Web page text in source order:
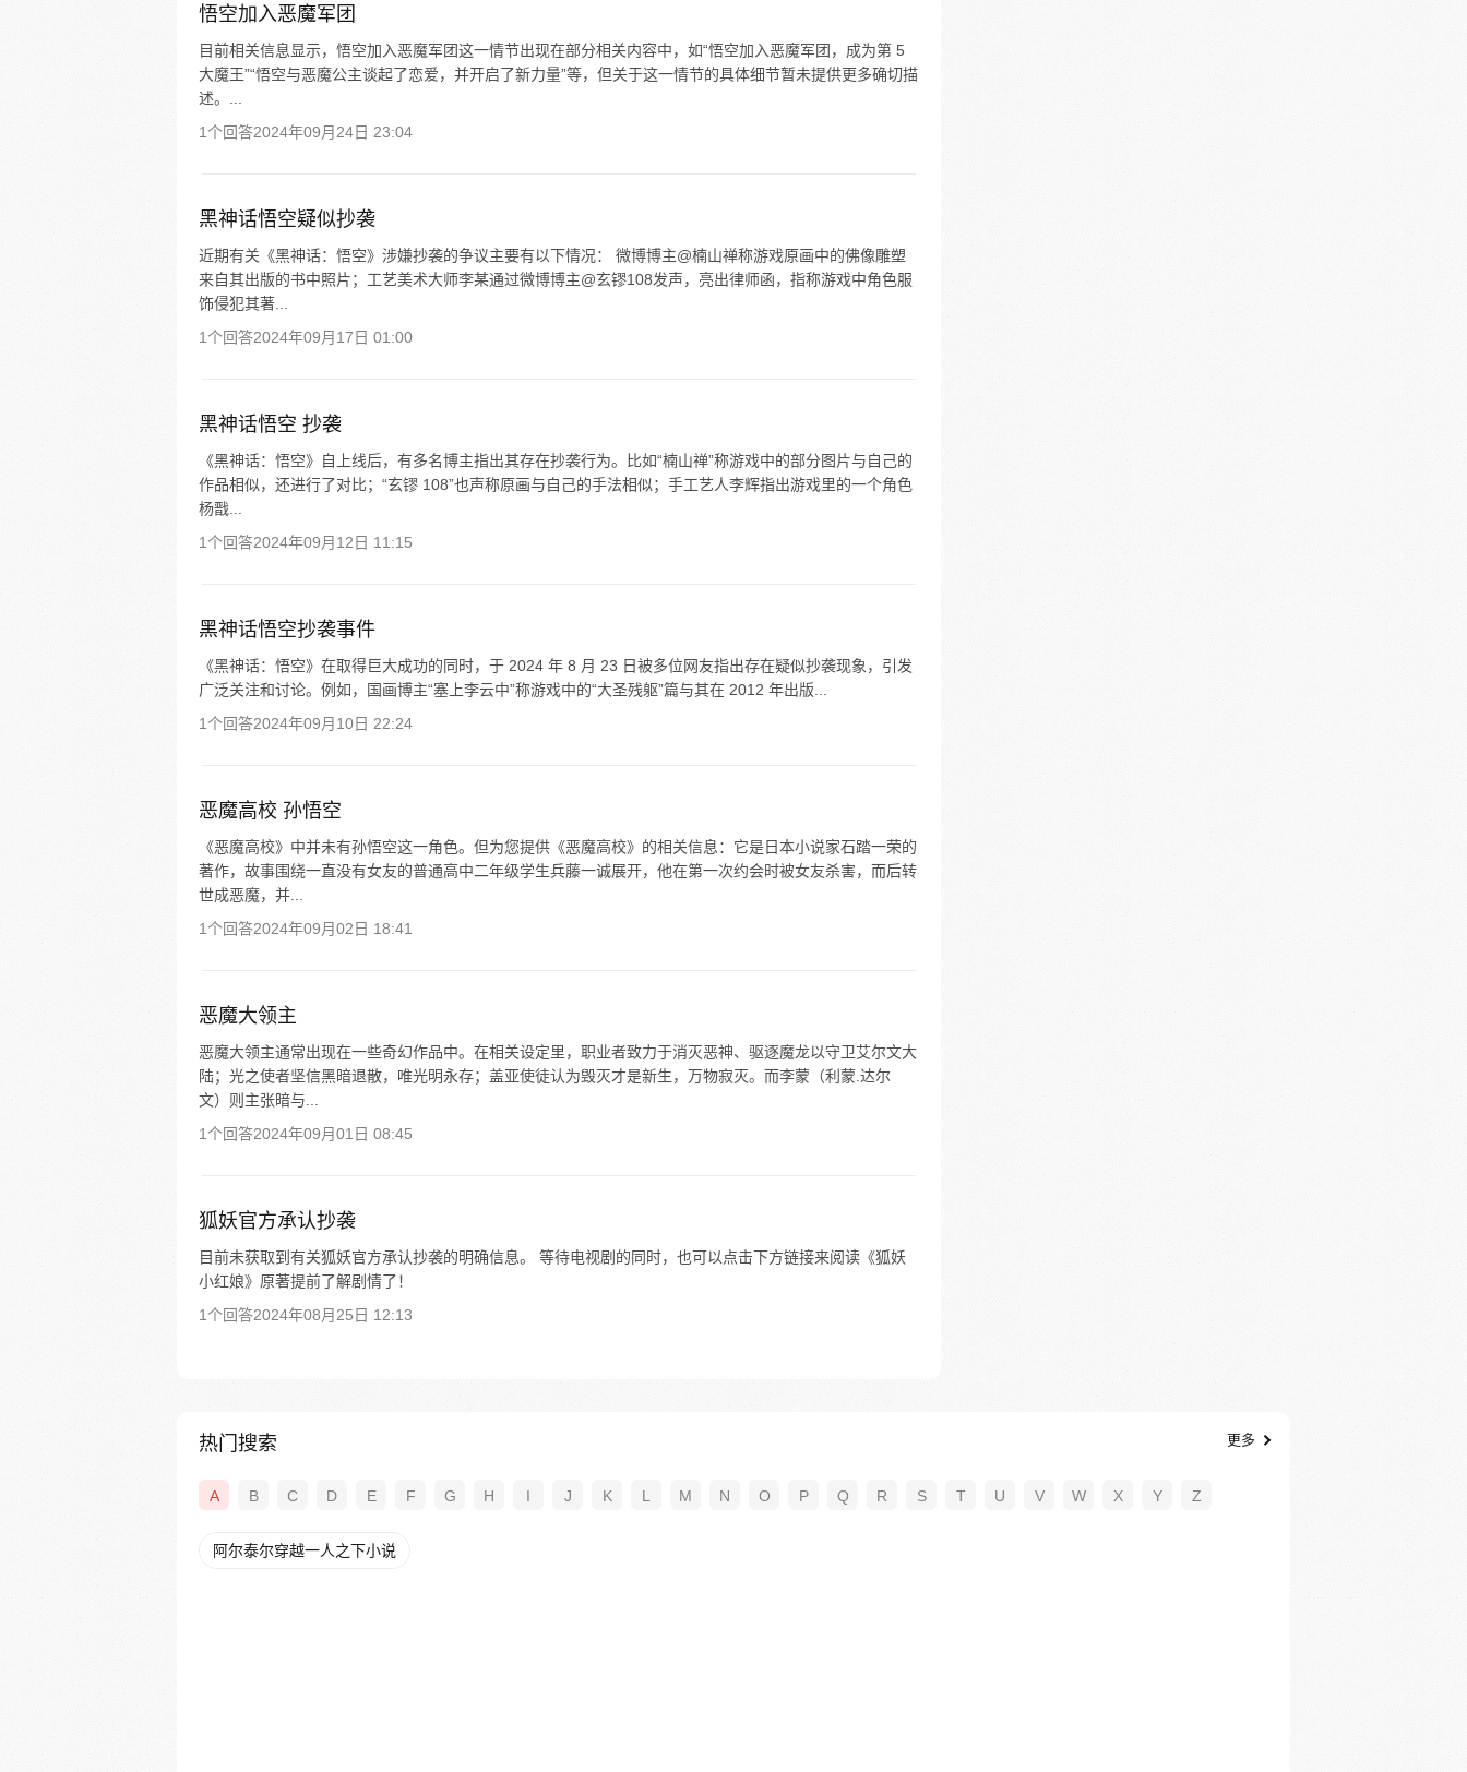
悟空加入恶魔军团
目前相关信息显示，悟空加入恶魔军团这一情节出现在部分相关内容中，如“悟空加入恶魔军团，成为第 5
大魔王”“悟空与恶魔公主谈起了恋爱，并开启了新力量”等，但关于这一情节的具体细节暂未提供更多确切描
述。...
1个回答2024年09月24日 23:04
黑神话悟空疑似抄袭
近期有关《黑神话：悟空》涉嫌抄袭的争议主要有以下情况： 微博博主@楠山禅称游戏原画中的佛像雕塑
来自其出版的书中照片；工艺美术大师李某通过微博博主@玄镠108发声，亮出律师函，指称游戏中角色服
饰侵犯其著...
1个回答2024年09月17日 01:00
黑神话悟空 抄袭
《黑神话：悟空》自上线后，有多名博主指出其存在抄袭行为。比如“楠山禅”称游戏中的部分图片与自己的
作品相似，还进行了对比；“玄镠 108”也声称原画与自己的手法相似；手工艺人李辉指出游戏里的一个角色
杨戬...
1个回答2024年09月12日 11:15
黑神话悟空抄袭事件
《黑神话：悟空》在取得巨大成功的同时，于 2024 年 8 月 23 日被多位网友指出存在疑似抄袭现象，引发
广泛关注和讨论。例如，国画博主“塞上李云中”称游戏中的“大圣残躯”篇与其在 2012 年出版...
1个回答2024年09月10日 22:24
恶魔高校 孙悟空
《恶魔高校》中并未有孙悟空这一角色。但为您提供《恶魔高校》的相关信息：它是日本小说家石踏一荣的
著作，故事围绕一直没有女友的普通高中二年级学生兵藤一诚展开，他在第一次约会时被女友杀害，而后转
世成恶魔，并...
1个回答2024年09月02日 18:41
恶魔大领主
恶魔大领主通常出现在一些奇幻作品中。在相关设定里，职业者致力于消灭恶神、驱逐魔龙以守卫艾尔文大
陆；光之使者坚信黑暗退散，唯光明永存；盖亚使徒认为毁灭才是新生，万物寂灭。而李蒙（利蒙.达尔
文）则主张暗与...
1个回答2024年09月01日 08:45
狐妖官方承认抄袭
目前未获取到有关狐妖官方承认抄袭的明确信息。 等待电视剧的同时，也可以点击下方链接来阅读《狐妖
小红娘》原著提前了解剧情了！
1个回答2024年08月25日 12:13
热门搜索 更多
A B C D E F G H I J K L M N O P Q R S T U V W X Y Z
阿尔泰尔穿越一人之下小说